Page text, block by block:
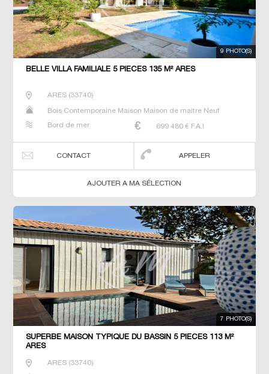
9 PHOTO(S)
BELLE VILLA FAMILIALE 5 PIECES 135 M² ARES
ARES(33740)
Bois Contemporaine Maison Maison de maitre Neuf
Bord de mer
699 480 € F.A.I
CONTACT APPELER
AJOUTER A MA SÉLECTION
7 PHOTO(S)
SUPERBE MAISON TYPIQUE DU BASSIN 5 PIECES 113 M²
ARES
ARES(33740)